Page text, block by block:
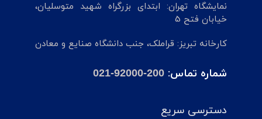
نمایشگاه تهران: ابتدای بزرگراه شهید متوسلیان،
خیابان فتح 5
کارخانه تبریز: قراملک، جنب دانشگاه صنایع و معادن
شماره تماس: 021-92000-200
دسترسی سریع